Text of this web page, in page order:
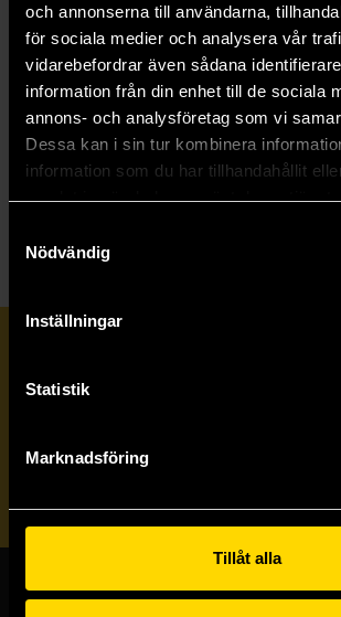
och annonserna till användarna,
för sociala medier och analysera vår
vidarebefordrar även sådana
information från din enhet till de sociala
annons- och analysföretag som vi
Dessa kan i sin tur kombinera
information som du har tillhandahållit
samlat in när du har använt deras
Nödvändig
Inställningar
Statistik
Marknadsföring
Tillåt alla
Nelly Rapp och Monsterakademin
Martin Widmark
179 kr
Martin
189 kr
Prenumerera på vårt